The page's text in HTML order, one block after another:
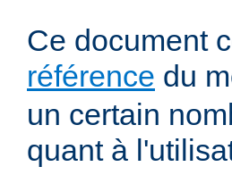
Ce document
référence du
un certain
quant à